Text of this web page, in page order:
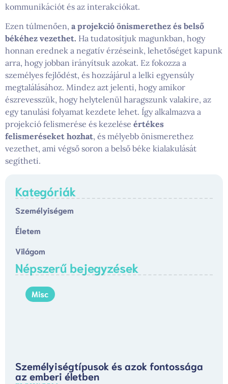
kommunikációt és az interakciókat.
Ezen túlmenően, a projekció önismerethez és belső
békéhez vezethet. Ha tudatosítjuk magunkban, hogy
honnan erednek a negatív érzéseink, lehetőséget kapunk
arra, hogy jobban irányítsuk azokat. Ez fokozza a
személyes fejlődést, és hozzájárul a lelki egyensúly
megtalálásához. Mindez azt jelenti, hogy amikor
észrevesszük, hogy helytelenül haragszunk valakire, az
egy tanulási folyamat kezdete lehet. Így alkalmazva a
projekció felismerése és kezelése értékes
felismeréseket hozhat, és mélyebb önismerethez
vezethet, ami végső soron a belső béke kialakulását
segítheti.
Kategóriák
Személyiségem
Életem
Világom
Népszerű bejegyzések
Misc
Személyiségtípusok és azok fontossága
az emberi életben